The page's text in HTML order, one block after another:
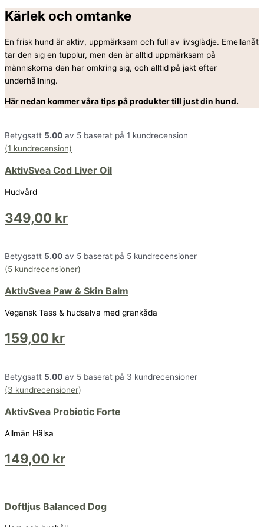
Kärlek och omtanke
En frisk hund är aktiv, uppmärksam och full av livsglädje. Emellanåt
tar den sig en tupplur, men den är alltid uppmärksam på
människorna den har omkring sig, och alltid på jakt efter
underhållning.
Här nedan kommer våra tips på produkter till just din hund.
Betygsatt 5.00 av 5 baserat på 1 kundrecension
(1 kundrecension)
AktivSvea Cod Liver Oil
Hudvård
349,00 kr
Betygsatt 5.00 av 5 baserat på 5 kundrecensioner
(5 kundrecensioner)
AktivSvea Paw & Skin Balm
Vegansk Tass & hudsalva med grankåda
159,00 kr
Betygsatt 5.00 av 5 baserat på 3 kundrecensioner
(3 kundrecensioner)
AktivSvea Probiotic Forte
Allmän Hälsa
149,00 kr
Doftljus Balanced Dog